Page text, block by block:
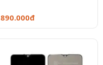
890.000đ